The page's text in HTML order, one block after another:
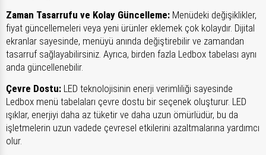
Zaman Tasarrufu ve Kolay Güncelleme: Menüdeki değişiklikler,
fiyat güncellemeleri veya yeni ürünler eklemek çok kolaydır. Dijital
ekranlar sayesinde, menüyü anında değiştirebilir ve zamandan
tasarruf sağlayabilirsiniz. Ayrıca, birden fazla Ledbox tabelası aynı
anda güncellenebilir.
Çevre Dostu: LED teknolojisinin enerji verimliliği sayesinde
Ledbox menü tabelaları çevre dostu bir seçenek oluşturur. LED
ışıklar, enerjiyi daha az tüketir ve daha uzun ömürlüdür, bu da
işletmelerin uzun vadede çevresel etkilerini azaltmalarına yardımcı
olur.